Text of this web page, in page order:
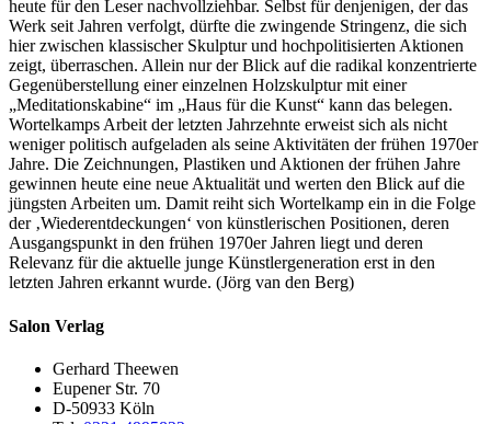
heute für den Leser nachvollziehbar. Selbst für denjenigen, der das
Werk seit Jahren verfolgt, dürfte die zwingende Stringenz, die sich
hier zwischen klassischer Skulptur und hochpolitisierten Aktionen
zeigt, überraschen. Allein nur der Blick auf die radikal konzentrierte
Gegenüberstellung einer einzelnen Holzskulptur mit einer
„Meditationskabine“ im „Haus für die Kunst“ kann das belegen.
Wortelkamps Arbeit der letzten Jahrzehnte erweist sich als nicht
weniger politisch aufgeladen als seine Aktivitäten der frühen 1970er
Jahre. Die Zeichnungen, Plastiken und Aktionen der frühen Jahre
gewinnen heute eine neue Aktualität und werten den Blick auf die
jüngsten Arbeiten um. Damit reiht sich Wortelkamp ein in die Folge
der ‚Wiederentdeckungen‘ von künstlerischen Positionen, deren
Ausgangspunkt in den frühen 1970er Jahren liegt und deren
Relevanz für die aktuelle junge Künstlergeneration erst in den
letzten Jahren erkannt wurde. (Jörg van den Berg)
Salon Verlag
Gerhard Theewen
Eupener Str. 70
D-50933 Köln